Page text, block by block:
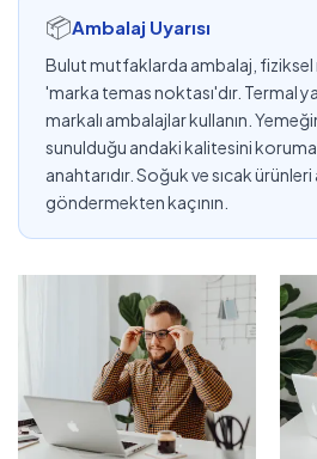
📦Ambalaj Uyarısı
Bulut mutfaklarda ambalaj, fiziksel
'marka temas noktası'dır. Termal
markalı ambalajlar kullanın.
sunulduğu andaki kalitesini
anahtarıdır. Soğuk ve sıcak
göndermekten kaçının.